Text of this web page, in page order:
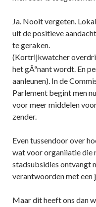
Ja. Nooit vergeten.
uit de positieve
te geraken.
(Kortrijkwatcher
het gÃªnant wordt. En
aanleunen). In de
Parlement begint men
voor meer middelen
zender.
Even tussendoor over
wat voor organiiatie die
stadsubsidies ontvangt
verantwoorden met een
Maar dit heeft ons dan